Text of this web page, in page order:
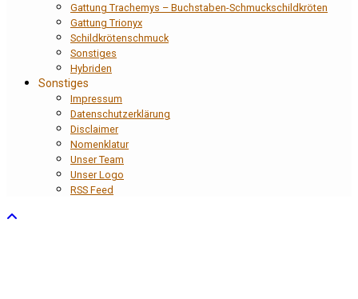
Gattung Trachemys – Buchstaben-Schmuckschildkröten
Gattung Trionyx
Schildkrötenschmuck
Sonstiges
Hybriden
Sonstiges
Impressum
Datenschutzerklärung
Disclaimer
Nomenklatur
Unser Team
Unser Logo
RSS Feed